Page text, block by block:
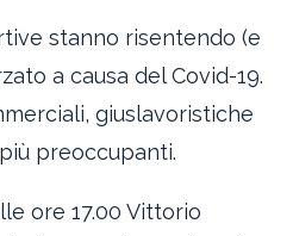
stanno risentendo (e
a causa del Covid-19.
giuslavoristiche
preoccupanti.
ore 17.00 Vittorio